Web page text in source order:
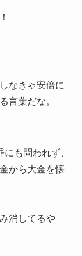
なきゃ安倍に
言葉だな。
も問われず、
から大金を懐
消してるや